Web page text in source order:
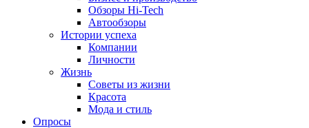
Обзоры Hi-Tech
Автообзоры
Истории успеха
Компании
Личности
Жизнь
Советы из жизни
Красота
Мода и стиль
Опросы